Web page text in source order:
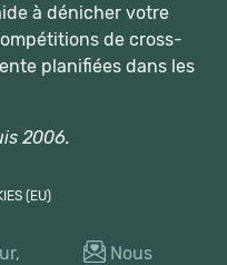
à dénicher votre
de cross-
planifiées dans les
2006.
(EU)
Nous